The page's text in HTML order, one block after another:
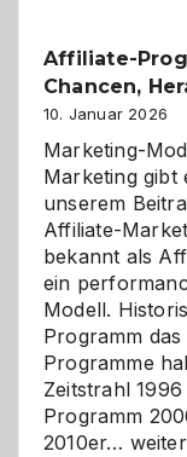
Affiliate-
Chancen,
10. Januar 2026
Marketing-
Marketing gibt
unserem
Affiliate-
bekannt als
ein
Modell.
Programm
Programme
Zeitstrahl
Programm
2010er…